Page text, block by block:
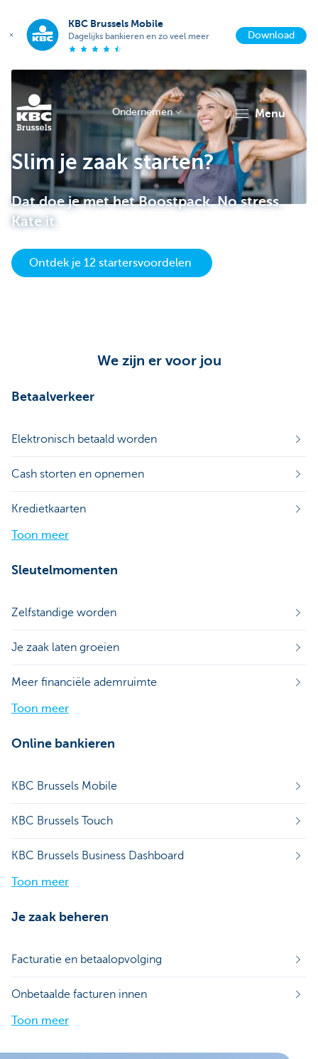
KBC Brussels Mobile
Dagelijks bankieren en zo veel meer Download
Ondernemers
Ondernemen menu
Slim je zaak starten?
Dat doe je met het Boostpack. No stress.
Kate it.
Ontdek je 12 startersvoordelen
We zijn er voor jou
Betaalverkeer
Elektronisch betaald worden
Cash storten en opnemen
Kredietkaarten
Toon meer
Sleutelmomenten
Zelfstandige worden
Je zaak laten groeien
Meer financiële ademruimte
Toon meer
Online bankieren
KBC Brussels Mobile
KBC Brussels Touch
KBC Brussels Business Dashboard
Toon meer
Je zaak beheren
Facturatie en betaalopvolging
Onbetaalde facturen innen
Toon meer